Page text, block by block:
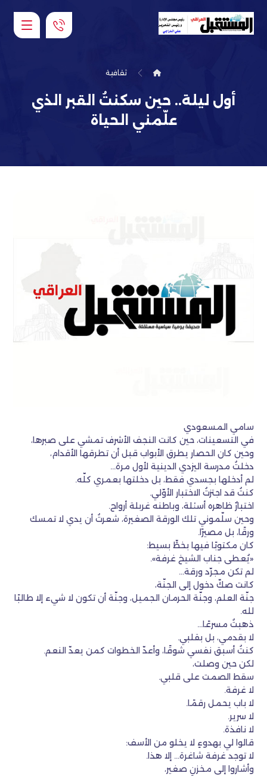
ثقافية
أول ليلة.. حين سكنتُ القبر الذي
علّمني الحياة
سامي المسعودي
في التسعينات، حين كانت النجف الأشرف تمشي على صبرها،
وحين كان الحصار يطرق الأبواب قبل أن تطرقها الأقدام،
دخلتُ مدرسة اليزدي الدينية لأول مرة…
لم أدخلها بجسدي فقط، بل دخلتها بعمري كلّه.
كنتُ قد اجتزتُ الاختبار الأوّلي.
اختبارٌ ظاهره أسئلة، وباطنه غربلة أرواح.
وحين سلّموني تلك الورقة الصغيرة، شعرتُ أن يدي لا تمسك
ورقًا، بل مصيرًا.
كان مكتوبًا فيها بخطٍّ بسيط:
«يُعطى جناب الشيخ غرفة».
لم تكن مجرّد ورقة…
كانت صكّ دخول إلى الجنّة،
جنّة العلم، وجنّة الحرمان الجميل، وجنّة أن تكون لا شيء إلا طالبًا
لله.
ذهبتُ مسرعًا…
لا بقدمي، بل بقلبي.
كنتُ أسبق نفسي شوقًا، وأعدّ الخطوات كمن يعدّ النعم.
لكن حين وصلت،
سقط الصمت على قلبي.
لا غرفة.
لا باب يحمل رقمًا.
لا سرير.
لا نافذة.
قالوا لي بهدوءٍ لا يخلو من الأسف:
لا توجد غرفة شاغرة… إلا هذا.
وأشاروا إلى مخزنٍ صغير،